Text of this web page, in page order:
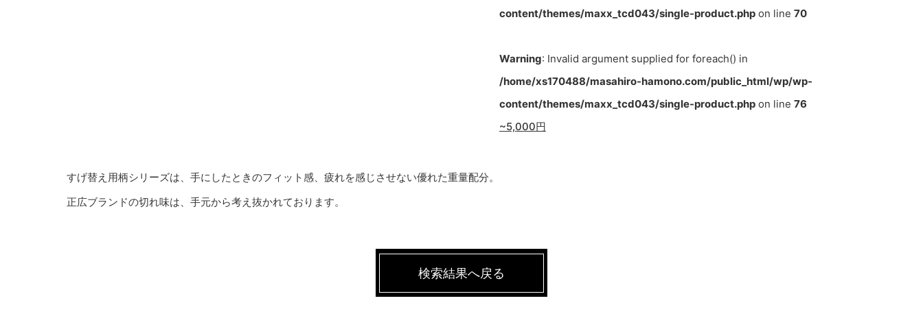
content/themes/maxx_tcd043/single-product.php on line 70
Warning: Invalid argument supplied for foreach() in
/home/xs170488/masahiro-hamono.com/public_html/wp/wp-
content/themes/maxx_tcd043/single-product.php on line 76
~5,000円
すげ替え用柄シリーズは、手にしたときのフィット感、疲れを感じさせない優れた重量配分。
正広ブランドの切れ味は、手元から考え抜かれております。
検索結果へ戻る